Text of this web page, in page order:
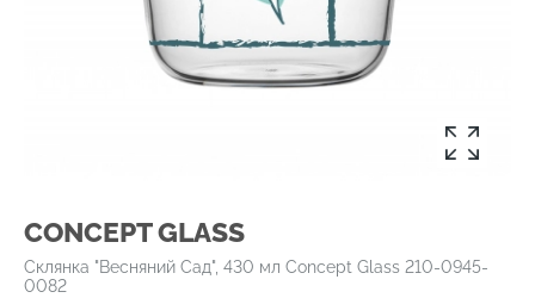
CONCEPT GLASS
Склянка "Весняний Сад", 430 мл Concept Glass 210-0945-
0082